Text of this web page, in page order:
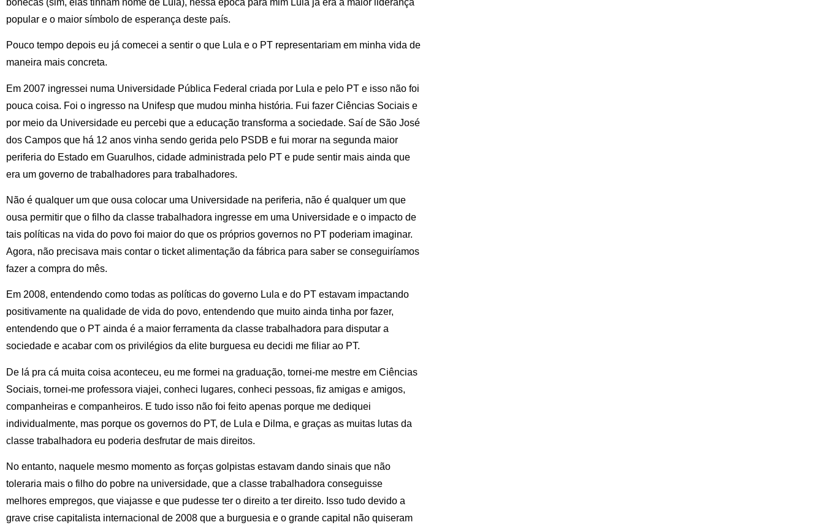
popular e o maior símbolo de esperança deste país.
Pouco tempo depois eu já comecei a sentir o que Lula e o PT representariam em minha vida de
maneira mais concreta.
Em 2007 ingressei numa Universidade Pública Federal criada por Lula e pelo PT e isso não foi
pouca coisa. Foi o ingresso na Unifesp que mudou minha história. Fui fazer Ciências Sociais e
por meio da Universidade eu percebi que a educação transforma a sociedade. Saí de São José
dos Campos que há 12 anos vinha sendo gerida pelo PSDB e fui morar na segunda maior
periferia do Estado em Guarulhos, cidade administrada pelo PT e pude sentir mais ainda que
era um governo de trabalhadores para trabalhadores.
Não é qualquer um que ousa colocar uma Universidade na periferia, não é qualquer um que
ousa permitir que o filho da classe trabalhadora ingresse em uma Universidade e o impacto de
tais políticas na vida do povo foi maior do que os próprios governos no PT poderiam imaginar.
Agora, não precisava mais contar o ticket alimentação da fábrica para saber se conseguiríamos
fazer a compra do mês.
Em 2008, entendendo como todas as políticas do governo Lula e do PT estavam impactando
positivamente na qualidade de vida do povo, entendendo que muito ainda tinha por fazer,
entendendo que o PT ainda é a maior ferramenta da classe trabalhadora para disputar a
sociedade e acabar com os privilégios da elite burguesa eu decidi me filiar ao PT.
De lá pra cá muita coisa aconteceu, eu me formei na graduação, tornei-me mestre em Ciências
Sociais, tornei-me professora viajei, conheci lugares, conheci pessoas, fiz amigas e amigos,
companheiras e companheiros. E tudo isso não foi feito apenas porque me dediquei
individualmente, mas porque os governos do PT, de Lula e Dilma, e graças as muitas lutas da
classe trabalhadora eu poderia desfrutar de mais direitos.
No entanto, naquele mesmo momento as forças golpistas estavam dando sinais que não
toleraria mais o filho do pobre na universidade, que a classe trabalhadora conseguisse
melhores empregos, que viajasse e que pudesse ter o direito a ter direito. Isso tudo devido a
grave crise capitalista internacional de 2008 que a burguesia e o grande capital não quiseram